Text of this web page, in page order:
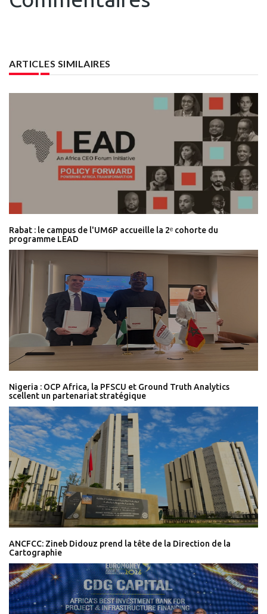
ARTICLES SIMILAIRES
Rabat : le campus de l'UM6P accueille la 2ᵉ cohorte du
programme LEAD
Nigeria : OCP Africa, la PFSCU et Ground Truth Analytics
scellent un partenariat stratégique
ANCFCC: Zineb Didouz prend la tête de la Direction de la
Cartographie